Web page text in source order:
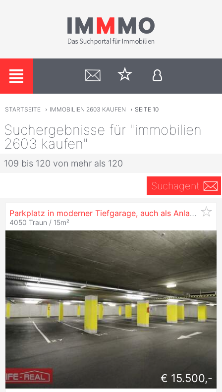
STARTSEITE › IMMOBILIEN 2603 KAUFEN › SEITE 10
Suchergebnisse für "immobilien
2603 kaufen"
109 bis 120 von mehr als 120
Suchagent
Parkplatz in moderner Tiefgarage, auch als Anlage bestens geeignet, mehrere Parkplätze zum
4050 Traun / 15m²
€ 15.500,-